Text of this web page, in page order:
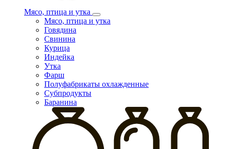
Мясо, птица и утка
Мясо, птица и утка
Говядина
Свинина
Курица
Индейка
Утка
Фарш
Полуфабрикаты охлажденные
Субпродукты
Баранина